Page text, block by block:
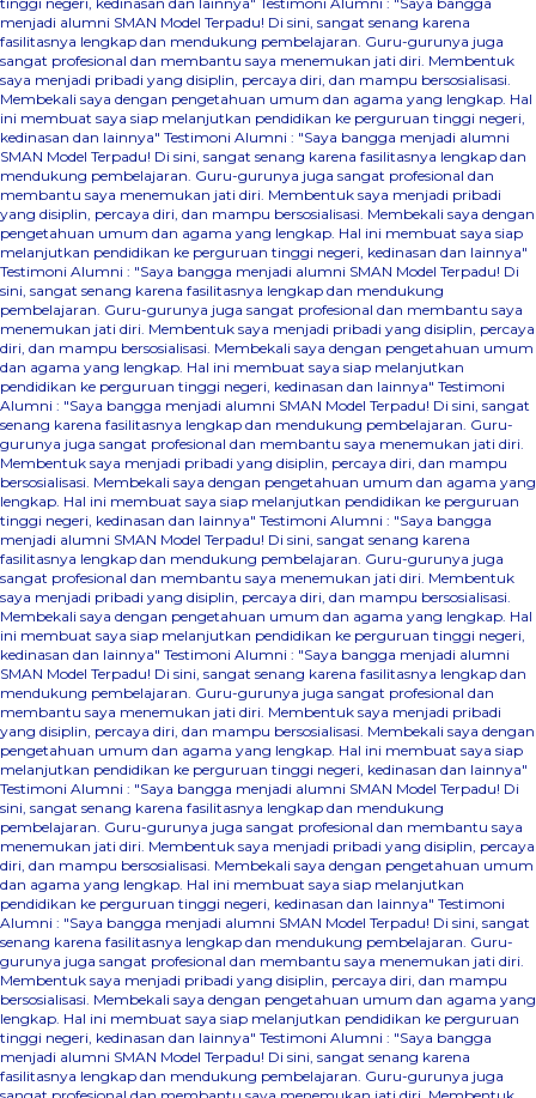
menjadi alumni SMAN Model Terpadu! Di sini, sangat senang karena
fasilitasnya lengkap dan mendukung pembelajaran. Guru-gurunya juga
sangat profesional dan membantu saya menemukan jati diri. Membentuk
saya menjadi pribadi yang disiplin, percaya diri, dan mampu bersosialisasi.
Membekali saya dengan pengetahuan umum dan agama yang lengkap. Hal
ini membuat saya siap melanjutkan pendidikan ke perguruan tinggi negeri,
kedinasan dan lainnya" Testimoni Alumni : "Saya bangga menjadi alumni
SMAN Model Terpadu! Di sini, sangat senang karena fasilitasnya lengkap dan
mendukung pembelajaran. Guru-gurunya juga sangat profesional dan
membantu saya menemukan jati diri. Membentuk saya menjadi pribadi
yang disiplin, percaya diri, dan mampu bersosialisasi. Membekali saya dengan
pengetahuan umum dan agama yang lengkap. Hal ini membuat saya siap
melanjutkan pendidikan ke perguruan tinggi negeri, kedinasan dan lainnya"
Testimoni Alumni : "Saya bangga menjadi alumni SMAN Model Terpadu! Di
sini, sangat senang karena fasilitasnya lengkap dan mendukung
pembelajaran. Guru-gurunya juga sangat profesional dan membantu saya
menemukan jati diri. Membentuk saya menjadi pribadi yang disiplin, percaya
diri, dan mampu bersosialisasi. Membekali saya dengan pengetahuan umum
dan agama yang lengkap. Hal ini membuat saya siap melanjutkan
pendidikan ke perguruan tinggi negeri, kedinasan dan lainnya" Testimoni
Alumni : "Saya bangga menjadi alumni SMAN Model Terpadu! Di sini, sangat
senang karena fasilitasnya lengkap dan mendukung pembelajaran. Guru-
gurunya juga sangat profesional dan membantu saya menemukan jati diri.
Membentuk saya menjadi pribadi yang disiplin, percaya diri, dan mampu
bersosialisasi. Membekali saya dengan pengetahuan umum dan agama yang
lengkap. Hal ini membuat saya siap melanjutkan pendidikan ke perguruan
tinggi negeri, kedinasan dan lainnya" Testimoni Alumni : "Saya bangga
menjadi alumni SMAN Model Terpadu! Di sini, sangat senang karena
fasilitasnya lengkap dan mendukung pembelajaran. Guru-gurunya juga
sangat profesional dan membantu saya menemukan jati diri. Membentuk
saya menjadi pribadi yang disiplin, percaya diri, dan mampu bersosialisasi.
Membekali saya dengan pengetahuan umum dan agama yang lengkap. Hal
ini membuat saya siap melanjutkan pendidikan ke perguruan tinggi negeri,
kedinasan dan lainnya" Testimoni Alumni : "Saya bangga menjadi alumni
SMAN Model Terpadu! Di sini, sangat senang karena fasilitasnya lengkap dan
mendukung pembelajaran. Guru-gurunya juga sangat profesional dan
membantu saya menemukan jati diri. Membentuk saya menjadi pribadi
yang disiplin, percaya diri, dan mampu bersosialisasi. Membekali saya dengan
pengetahuan umum dan agama yang lengkap. Hal ini membuat saya siap
melanjutkan pendidikan ke perguruan tinggi negeri, kedinasan dan lainnya"
Testimoni Alumni : "Saya bangga menjadi alumni SMAN Model Terpadu! Di
sini, sangat senang karena fasilitasnya lengkap dan mendukung
pembelajaran. Guru-gurunya juga sangat profesional dan membantu saya
menemukan jati diri. Membentuk saya menjadi pribadi yang disiplin, percaya
diri, dan mampu bersosialisasi. Membekali saya dengan pengetahuan umum
dan agama yang lengkap. Hal ini membuat saya siap melanjutkan
pendidikan ke perguruan tinggi negeri, kedinasan dan lainnya" Testimoni
Alumni : "Saya bangga menjadi alumni SMAN Model Terpadu! Di sini, sangat
senang karena fasilitasnya lengkap dan mendukung pembelajaran. Guru-
gurunya juga sangat profesional dan membantu saya menemukan jati diri.
Membentuk saya menjadi pribadi yang disiplin, percaya diri, dan mampu
bersosialisasi. Membekali saya dengan pengetahuan umum dan agama yang
lengkap. Hal ini membuat saya siap melanjutkan pendidikan ke perguruan
tinggi negeri, kedinasan dan lainnya" Testimoni Alumni : "Saya bangga
menjadi alumni SMAN Model Terpadu! Di sini, sangat senang karena
fasilitasnya lengkap dan mendukung pembelajaran. Guru-gurunya juga